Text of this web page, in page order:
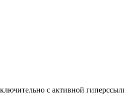
с активной